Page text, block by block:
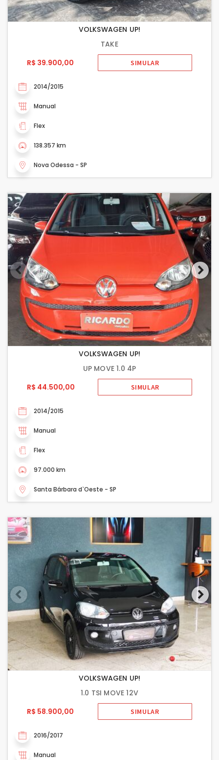
VOLKSWAGEN UP!
TAKE
R$ 39.900,00
SIMULAR
2014/2015
Manual
Flex
138.357 km
Nova Odessa - SP
VOLKSWAGEN UP!
UP MOVE 1.0 4P
R$ 44.500,00
SIMULAR
2014/2015
Manual
Flex
97.000 km
Santa Bárbara d`Oeste - SP
VOLKSWAGEN UP!
1.0 TSI MOVE 12V
R$ 58.900,00
SIMULAR
2016/2017
Manual